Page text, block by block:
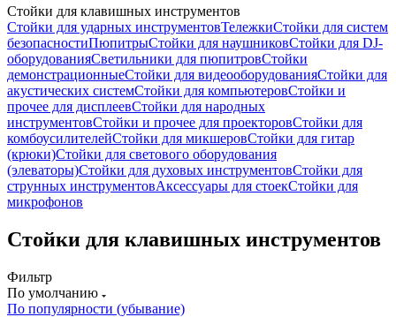
Стойки для клавишных инструментов
Стойки для ударных инструментовТележкиСтойки для систем
безопасностиПюпитрыСтойки для наушниковСтойки для DJ-
оборудованияСветильники для пюпитровСтойки
демонстрационныеСтойки для видеооборудованияСтойки для
акустических системСтойки для компьютеровСтойки и
прочее для дисплеевСтойки для народных
инструментовСтойки и прочее для проекторовСтойки для
комбоусилителейСтойки для микшеровСтойки для гитар
(крюки)Стойки для светового оборудования
(элеваторы)Стойки для духовых инструментовСтойки для
струнных инструментовАксессуары для стоекСтойки для
микрофонов
Стойки для клавишных инструментов
Фильтр
По умолчанию
По популярности (убывание)